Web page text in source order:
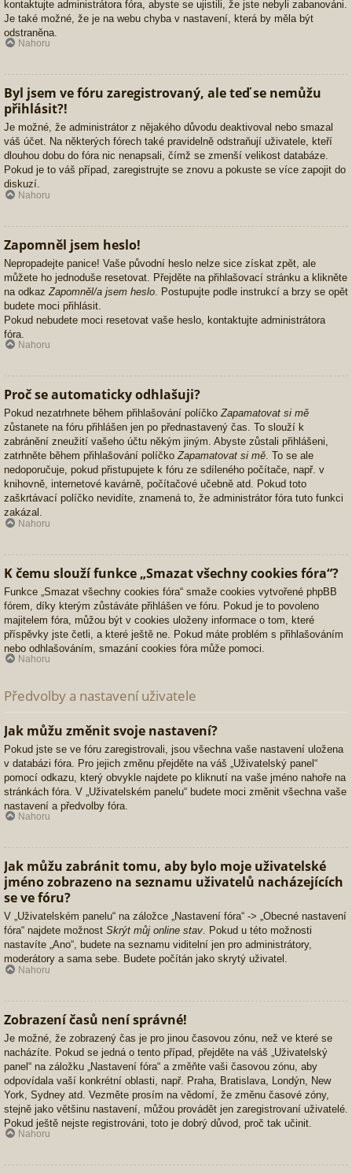
kontaktujte administrátora fóra, abyste se ujistili, že jste nebyli zabanováni.
Je také možné, že je na webu chyba v nastavení, která by měla být
odstraněna.
Nahoru
Byl jsem ve fóru zaregistrovaný, ale teď se nemůžu
přihlásit?!
Je možné, že administrátor z nějakého důvodu deaktivoval nebo smazal
váš účet. Na některých fórech také pravidelně odstraňují uživatele, kteří
dlouhou dobu do fóra nic nenapsali, čímž se zmenší velikost databáze.
Pokud je to váš případ, zaregistrujte se znovu a pokuste se více zapojit do
diskuzí.
Nahoru
Zapomněl jsem heslo!
Nepropadejte panice! Vaše původní heslo nelze sice získat zpět, ale
můžete ho jednoduše resetovat. Přejděte na přihlašovací stránku a klikněte
na odkaz Zapomněl/a jsem heslo . Postupujte podle instrukcí a brzy se opět
budete moci přihlásit.
Pokud nebudete moci resetovat vaše heslo, kontaktujte administrátora
fóra.
Nahoru
Proč se automaticky odhlašuji?
Pokud nezatrhnete během přihlašování políčkoZapamatovat si mě
zůstanete na fóru přihlášen jen po přednastavený čas. To slouží k
zabránění zneužití vašeho účtu někým jiným. Abyste zůstali přihlášeni,
zatrhněte během přihlašování políčkoZapamatovat si mě. To se ale
nedoporučuje, pokud přistupujete k fóru ze sdíleného počítače, např. v
knihovně, internetové kavárně, počítačové učebně atd. Pokud toto
zaškrtávací políčko nevidíte, znamená to, že administrátor fóra tuto funkci
zakázal.
Nahoru
K čemu slouží funkce „Smazat všechny cookies fóra“?
Funkce „Smazat všechny cookies fóra“ smaže cookies vytvořené phpBB
fórem, díky kterým zůstáváte přihlášen ve fóru. Pokud je to povoleno
majitelem fóra, můžou být v cookies uloženy informace o tom, které
příspěvky jste četli, a které ještě ne. Pokud máte problém s přihlašováním
nebo odhlašováním, smazání cookies fóra může pomoci.
Nahoru
Předvolby a nastavení uživatele
Jak můžu změnit svoje nastavení?
Pokud jste se ve fóru zaregistrovali, jsou všechna vaše nastavení uložena
v databázi fóra. Pro jejich změnu přejděte na váš „Uživatelský panel“
pomocí odkazu, který obvykle najdete po kliknutí na vaše jméno nahoře na
stránkách fóra. V „Uživatelském panelu“ budete moci změnit všechna vaše
nastavení a předvolby fóra.
Nahoru
Jak můžu zabránit tomu, aby bylo moje uživatelské
jméno zobrazeno na seznamu uživatelů nacházejících
se ve fóru?
V „Uživatelském panelu“ na záložce „Nastavení fóra“ -> „Obecné nastavení
fóra“ najdete možnost Skrýt můj online stav. Pokud u této možnosti
nastavíte „Ano“, budete na seznamu viditelní jen pro administrátory,
moderátory a sama sebe. Budete počítán jako skrytý uživatel.
Nahoru
Zobrazení časů není správné!
Je možné, že zobrazený čas je pro jinou časovou zónu, než ve které se
nacházíte. Pokud se jedná o tento případ, přejděte na váš „Uživatelský
panel“ na záložku „Nastavení fóra“ a změňte vaši časovou zónu, aby
odpovídala vaší konkrétní oblasti, např. Praha, Bratislava, Londýn, New
York, Sydney atd. Vezměte prosím na vědomí, že změnu časové zóny,
stejně jako většinu nastavení, můžou provádět jen zaregistrovaní uživatelé.
Pokud ještě nejste registrováni, toto je dobrý důvod, proč tak učinit.
Nahoru